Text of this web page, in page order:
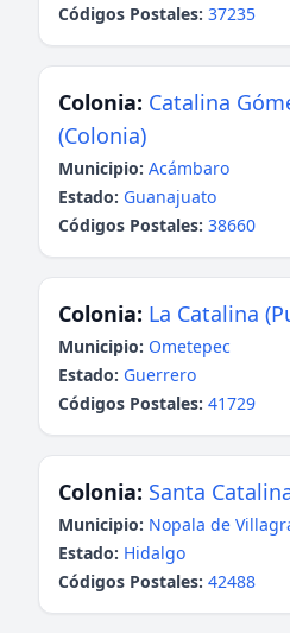
Códigos Postales: 37235
Colonia: Catalina
(Colonia)
Municipio: Acámbaro
Estado: Guanajuato
Códigos Postales: 38660
Colonia: La Catalina
Municipio: Ometepec
Estado: Guerrero
Códigos Postales: 41729
Colonia: Santa
Municipio: Nopala de
Estado: Hidalgo
Códigos Postales: 42488